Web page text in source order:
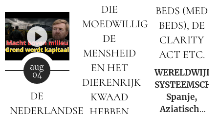
aug
04
DE
NEDERLANDSE
DIE
MOEDWILLIG
DE
MENSHEID
EN HET
DIERENRIJK
KWAAD
BEDS (MED
BEDS), DE
CLARITY
ACT ETC.
WERELDWIJDE
Spanje,
Aziatische